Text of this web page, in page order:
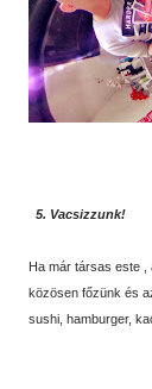
5. Vacsizzunk!
Ha már társas este
közösen főzünk és
sushi, hamburger,